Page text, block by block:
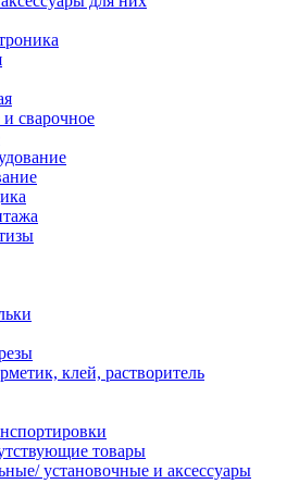
сварочное
клей, растворитель
товары
установочные и аксессуары